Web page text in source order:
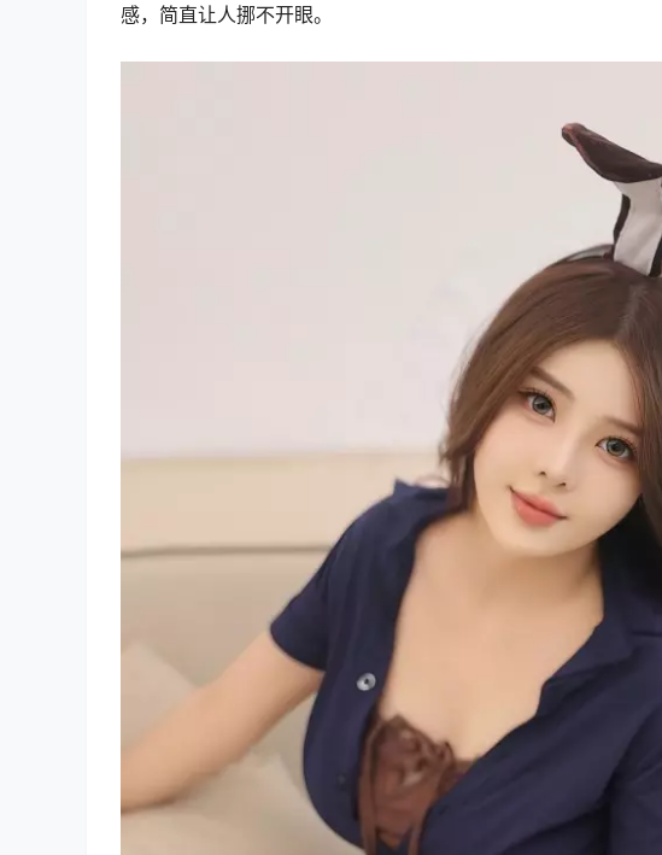
感，简直让人挪不开眼。